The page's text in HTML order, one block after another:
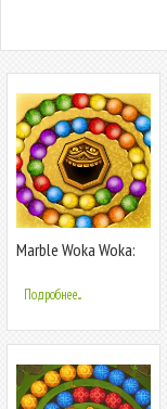
Marble Woka Woka:
Подробнее...